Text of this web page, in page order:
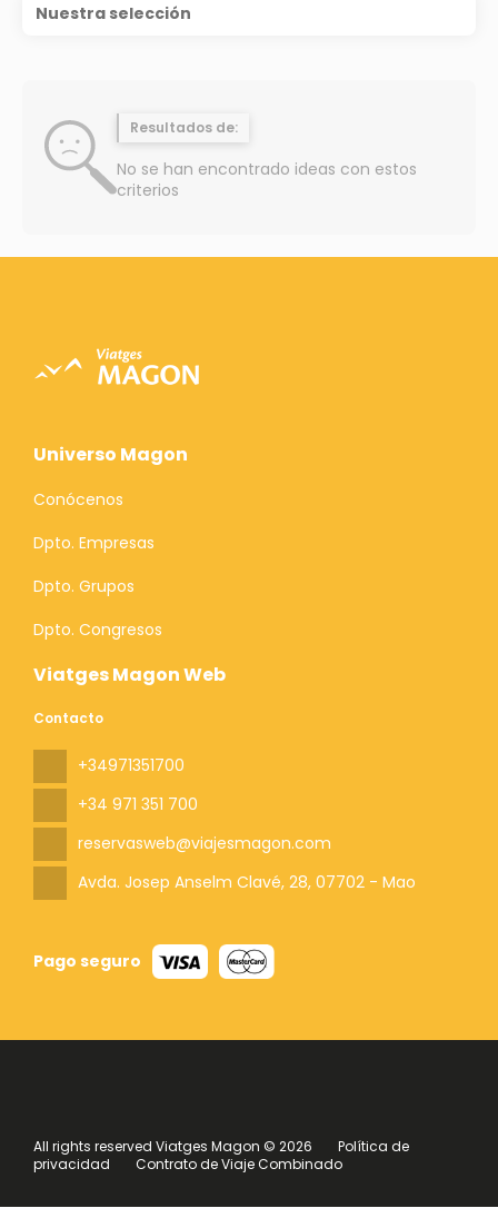
Nuestra selección
Resultados de:
No se han encontrado ideas con estos
criterios
Viatges Magon Web
Contacto
+34971351700
+34 971 351 700
reservasweb@viajesmagon.com
Avda. Josep Anselm Clavé, 28, 07702 - Mao
Pago seguro
Universo Magon
Conócenos
Dpto. Empresas
Dpto. Grupos
Dpto. Congresos
All rights reserved Viatges Magon © 2026
Política de
privacidad
Contrato de Viaje Combinado